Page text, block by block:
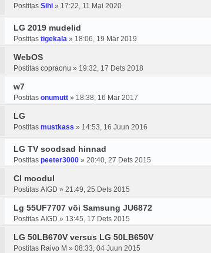
Postitas Sihi » 17:22, 11 Mai 2020
LG 2019 mudelid
Postitas tigekala » 18:06, 19 Mär 2019
WebOS
Postitas copraonu » 19:32, 17 Dets 2018
w7
Postitas onumutt » 18:38, 16 Mär 2017
LG
Postitas mustkass » 14:53, 16 Juun 2016
LG TV soodsad hinnad
Postitas peeter3000 » 20:40, 27 Dets 2015
CI moodul
Postitas AIGD » 21:49, 25 Dets 2015
Lg 55UF7707 või Samsung JU6872
Postitas AIGD » 13:45, 17 Dets 2015
LG 50LB670V versus LG 50LB650V
Postitas Raivo M » 08:33, 04 Juun 2015